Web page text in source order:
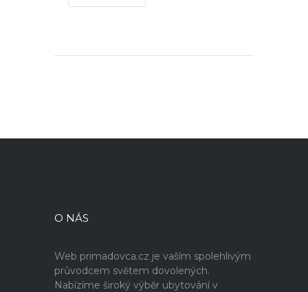
O NÁS
Web primadovca.cz je vaším spolehlivým
průvodcem světem dovolených.
Nabízíme široký výběr ubytování v